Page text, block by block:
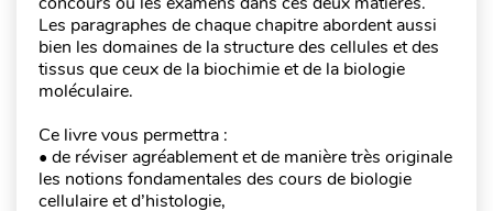
Les paragraphes de chaque chapitre abordent aussi
bien les domaines de la structure des cellules et des
tissus que ceux de la biochimie et de la biologie
moléculaire.
Ce livre vous permettra :
• de réviser agréablement et de manière très originale
les notions fondamentales des cours de biologie
cellulaire et d’histologie,